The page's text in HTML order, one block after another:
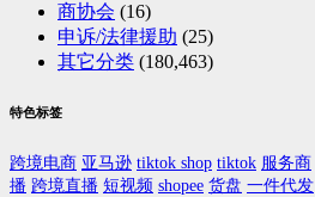
商协会 (16)
申诉/法律援助 (25)
其它分类 (180,463)
特色标签
跨境电商 亚马逊 tiktok shop tiktok 服务商
播 跨境直播 短视频 shopee 货盘 一件代发